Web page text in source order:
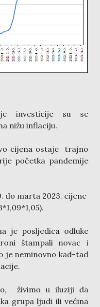
investicije su se
nižu inflaciju.
cijena ostaje trajno
početka pandemije
do marta 2023. cijene
je posljedica odluke
štampali novac i
je neminovno kad-tad
živimo u iluziji da
grupa ljudi ili većina